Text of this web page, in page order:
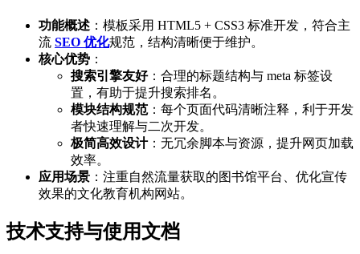
功能概述 ：模板采用 HTML5 + CSS3 标准开发，符合主
流 SEO 优化规范，结构清晰便于维护。
核心优势 ：
搜索引擎友好：合理的标题结构与 meta 标签设
置，有助于提升搜索排名。
模块结构规范：每个页面代码清晰注释，利于开发
者快速理解与二次开发。
极简高效设计：无冗余脚本与资源，提升网页加载
效率。
应用场景 ：注重自然流量获取的图书馆平台、优化宣传
效果的文化教育机构网站。
技术支持与使用文档